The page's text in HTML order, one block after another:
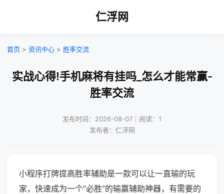
仁浮网
首页 > 资讯中心 > 胜率交流
实战心得!手机麻将有挂吗_怎么才能常赢-
胜率交流
发布时间：2026-08-07｜阅读：1
发布者：仁浮网
小程序打牌提高胜率辅助是一款可以让一直输的玩
家，快速成为一个“必胜”的输赢辅助神器，有需要的